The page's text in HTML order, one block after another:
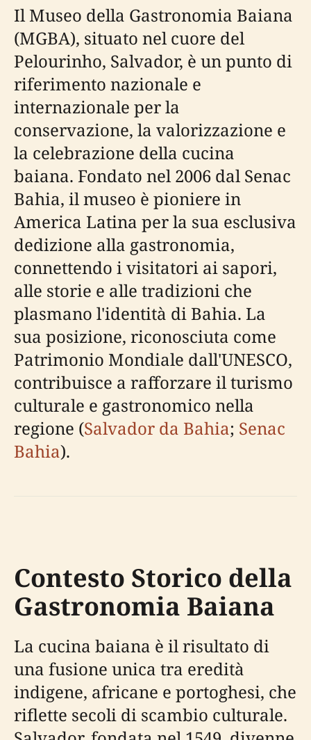
Il Museo della Gastronomia Baiana
(MGBA), situato nel cuore del
Pelourinho, Salvador, è un punto di
riferimento nazionale e
internazionale per la
conservazione, la valorizzazione e
la celebrazione della cucina
baiana. Fondato nel 2006 dal Senac
Bahia, il museo è pioniere in
America Latina per la sua esclusiva
dedizione alla gastronomia,
connettendo i visitatori ai sapori,
alle storie e alle tradizioni che
plasmano l'identità di Bahia. La
sua posizione, riconosciuta come
Patrimonio Mondiale dall'UNESCO,
contribuisce a rafforzare il turismo
culturale e gastronomico nella
regione (Salvador da Bahia; Senac
Bahia).
Contesto Storico della
Gastronomia Baiana
La cucina baiana è il risultato di
una fusione unica tra eredità
indigene, africane e portoghesi, che
riflette secoli di scambio culturale.